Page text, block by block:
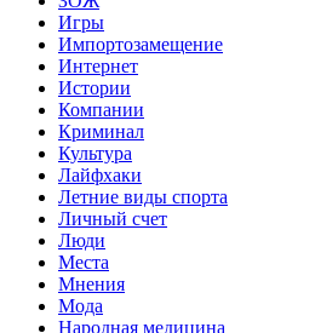
Игры
Импортозамещение
Интернет
Истории
Компании
Криминал
Культура
Лайфхаки
Летние виды спорта
Личный счет
Люди
Места
Мнения
Мода
Народная медицина